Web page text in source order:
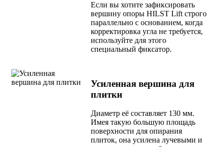
Если вы хотите зафиксировать
вершину опоры HILST Lift строго
параллельно с основанием, когда
корректировка угла не требуется,
используйте для этого
специальный фиксатор.
Усиленная вершина для
плитки
Диаметр её составляет 130 мм.
Имея такую большую площадь
поверхности для опирания
плиток, она усилена лучевыми и